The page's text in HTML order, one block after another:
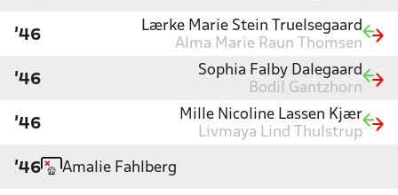
'46
Lærke Marie Stein Truelsegaard
Alma Marie Raun Thomsen
'46
Sophia Falby Dalegaard
Bodil Gantzhorn
'46
Mille Nicoline Lassen Kjær
Livmaya Lind Thulstrup
'46 Amalie Fahlberg